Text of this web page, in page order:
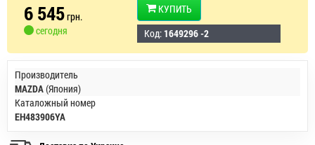
6 545грн.
сегодня
КУПИТЬ
Код: 1649296 -2
Производитель
MAZDA(Япония)
Каталожный номер
EH483906YA